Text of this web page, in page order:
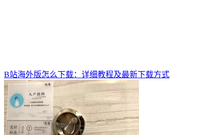
B站海外版怎么下载：详细教程及最新下载方式